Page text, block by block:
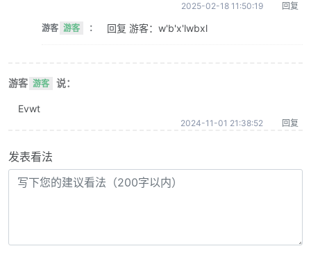
2025-02-18 11:50:19 回复
游客 游客 ： 回复 游客：w'b'x'lwbxl
游客 游客 说：
Evwt
2024-11-01 21:38:52 回复
发表看法